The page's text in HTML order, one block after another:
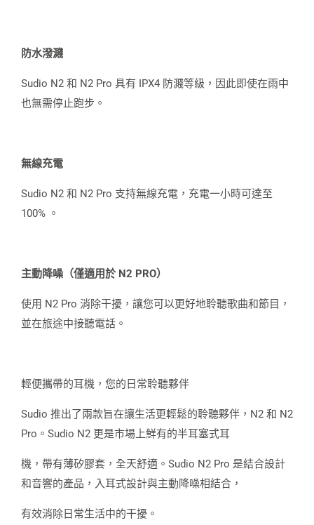
防水潑濺
Sudio N2 和 N2 Pro 具有 IPX4 防濺等級，因此即使在雨中
也無需停止跑步。
無線充電
Sudio N2 和 N2 Pro 支持無線充電，充電一小時可達至
100% 。
主動降噪（僅適用於 N2 PRO）
使用 N2 Pro 消除干擾，讓您可以更好地聆聽歌曲和節目，
並在旅途中接聽電話。
輕便攜帶的耳機，您的日常聆聽夥伴
Sudio 推出了兩款旨在讓生活更輕鬆的聆聽夥伴，N2 和 N2
Pro。Sudio N2 更是市場上鮮有的半耳塞式耳
機，帶有薄矽膠套，全天舒適。Sudio N2 Pro 是結合設計
和音響的產品，入耳式設計與主動降噪相結合，
有效消除日常生活中的干擾。